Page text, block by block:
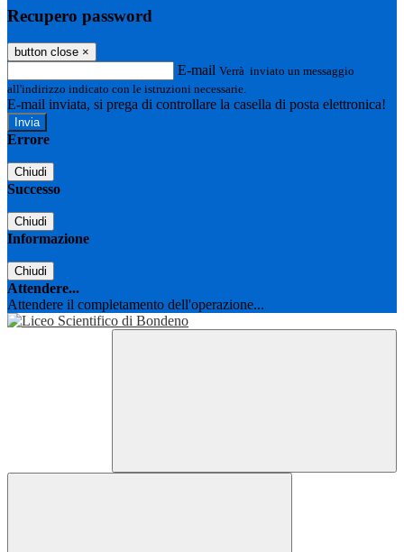
Recupero password
button close ×
E-mail Verrà inviato un messaggio
all'indirizzo indicato con le istruzioni necessarie.
E-mail inviata, si prega di controllare la casella di posta elettronica!
Errore
Chiudi
Successo
Chiudi
Informazione
Chiudi
Attendere...
Attendere il completamento dell'operazione...